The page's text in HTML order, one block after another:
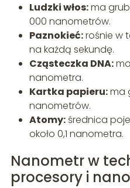
Ludzki włos:ma
000 nanometrów.
Paznokieć:rośnie w
na każdą sekundę.
Cząsteczka DNA:ma
nanometra.
Kartka papieru:ma
nanometrów.
Atomy:średnica
około 0,1 nanometra.
Nanometr w
procesory i